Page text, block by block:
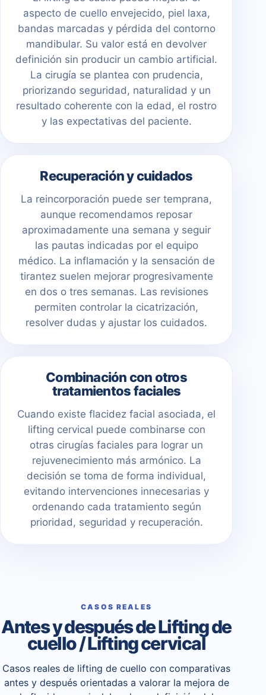
aspecto de cuello envejecido, piel laxa,
bandas marcadas y pérdida del contorno
mandibular. Su valor está en devolver
definición sin producir un cambio artificial.
La cirugía se plantea con prudencia,
priorizando seguridad, naturalidad y un
resultado coherente con la edad, el rostro
y las expectativas del paciente.
Recuperación y cuidados
La reincorporación puede ser temprana,
aunque recomendamos reposar
aproximadamente una semana y seguir
las pautas indicadas por el equipo
médico. La inflamación y la sensación de
tirantez suelen mejorar progresivamente
en dos o tres semanas. Las revisiones
permiten controlar la cicatrización,
resolver dudas y ajustar los cuidados.
Combinación con otros
tratamientos faciales
Cuando existe flacidez facial asociada, el
lifting cervical puede combinarse con
otras cirugías faciales para lograr un
rejuvenecimiento más armónico. La
decisión se toma de forma individual,
evitando intervenciones innecesarias y
ordenando cada tratamiento según
prioridad, seguridad y recuperación.
CASOS REALES
Antes y después de Lifting de
cuello / Lifting cervical
Casos reales de lifting de cuello con comparativas
antes y después orientadas a valorar la mejora de